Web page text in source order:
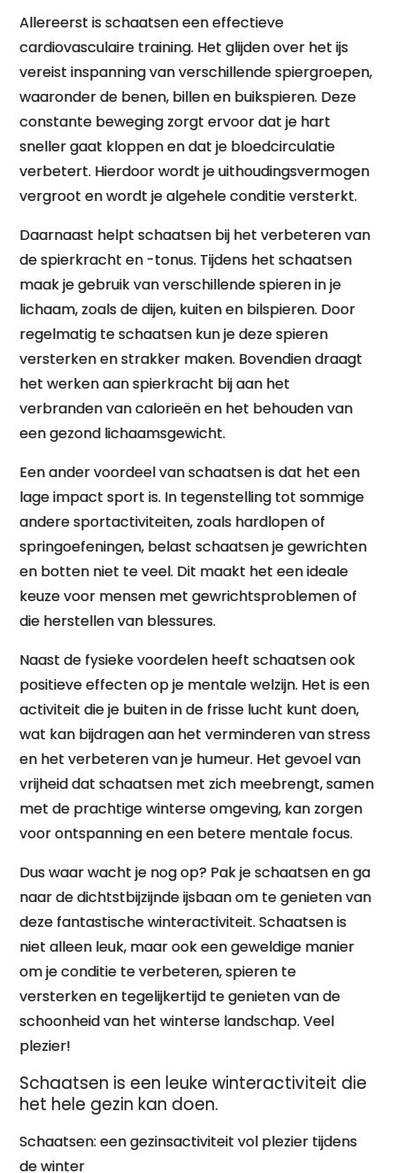
Allereerst is schaatsen een effectieve
cardiovasculaire training. Het glijden over het ijs
vereist inspanning van verschillende spiergroepen,
waaronder de benen, billen en buikspieren. Deze
constante beweging zorgt ervoor dat je hart
sneller gaat kloppen en dat je bloedcirculatie
verbetert. Hierdoor wordt je uithoudingsvermogen
vergroot en wordt je algehele conditie versterkt.
Daarnaast helpt schaatsen bij het verbeteren van
de spierkracht en -tonus. Tijdens het schaatsen
maak je gebruik van verschillende spieren in je
lichaam, zoals de dijen, kuiten en bilspieren. Door
regelmatig te schaatsen kun je deze spieren
versterken en strakker maken. Bovendien draagt
het werken aan spierkracht bij aan het
verbranden van calorieën en het behouden van
een gezond lichaamsgewicht.
Een ander voordeel van schaatsen is dat het een
lage impact sport is. In tegenstelling tot sommige
andere sportactiviteiten, zoals hardlopen of
springoefeningen, belast schaatsen je gewrichten
en botten niet te veel. Dit maakt het een ideale
keuze voor mensen met gewrichtsproblemen of
die herstellen van blessures.
Naast de fysieke voordelen heeft schaatsen ook
positieve effecten op je mentale welzijn. Het is een
activiteit die je buiten in de frisse lucht kunt doen,
wat kan bijdragen aan het verminderen van stress
en het verbeteren van je humeur. Het gevoel van
vrijheid dat schaatsen met zich meebrengt, samen
met de prachtige winterse omgeving, kan zorgen
voor ontspanning en een betere mentale focus.
Dus waar wacht je nog op? Pak je schaatsen en ga
naar de dichtstbijzijnde ijsbaan om te genieten van
deze fantastische winteractiviteit. Schaatsen is
niet alleen leuk, maar ook een geweldige manier
om je conditie te verbeteren, spieren te
versterken en tegelijkertijd te genieten van de
schoonheid van het winterse landschap. Veel
plezier!
Schaatsen is een leuke winteractiviteit die
het hele gezin kan doen.
Schaatsen: een gezinsactiviteit vol plezier tijdens
de winter